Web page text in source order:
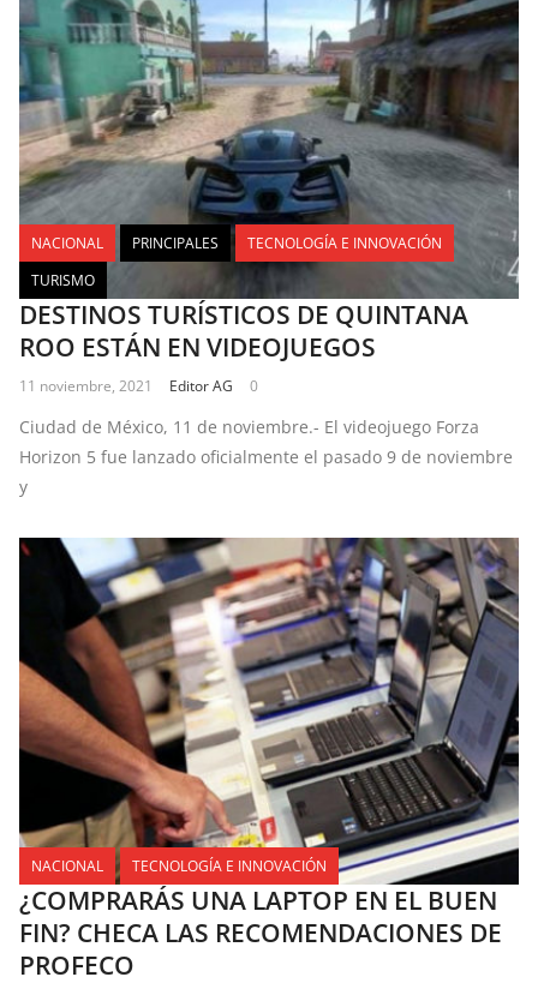
NACIONAL PRINCIPALES
TECNOLOGÍA E INNOVACIÓN
TURISMO
DESTINOS TURÍSTICOS DE QUINTANA
ROO ESTÁN EN VIDEOJUEGOS
11 noviembre, 2021 Editor AG 0
Ciudad de México, 11 de noviembre.- El videojuego Forza
Horizon 5 fue lanzado oficialmente el pasado 9 de noviembre
y
NACIONAL TECNOLOGÍA E INNOVACIÓN
¿COMPRARÁS UNA LAPTOP EN EL BUEN
FIN? CHECA LAS RECOMENDACIONES DE
PROFECO